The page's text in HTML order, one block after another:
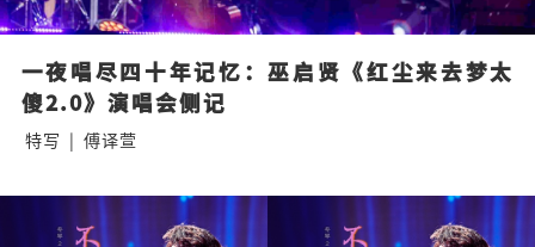
一夜唱尽四十年记忆：巫启贤《红尘来去梦太
傻2.0》演唱会侧记
特写 | 傅译萱